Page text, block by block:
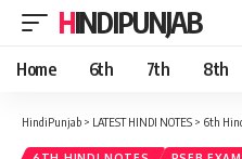
HINDIPUNJAB
Home 6th 7th 8th
HindiPunjab > LATEST HINDI NOTES > 6th